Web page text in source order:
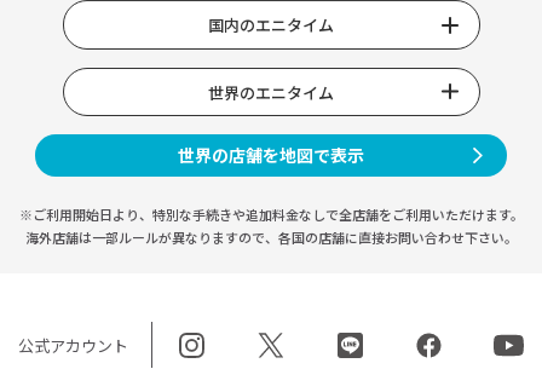
国内のエニタイム
世界のエニタイム
世界の店舗を地図で表示
※ご利用開始日より、特別な手続きや追加料金なしで全店舗をご利用いただけます。
海外店舗は一部ルールが異なりますので、 各国の店舗に直接お問い合わせ下さい。
公式アカウント